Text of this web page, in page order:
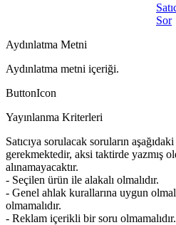
Sor
Aydınlatma Metni
Aydınlatma metni içeriği.
ButtonIcon
Yayınlanma Kriterleri
Satıcıya sorulacak soruların
gerekmektedir, aksi taktirde yazmış
alınamayacaktır.
- Seçilen ürün ile alakalı olmalıdır.
- Genel ahlak kurallarına uygun
olmamalıdır.
- Reklam içerikli bir soru olmamalıdır.